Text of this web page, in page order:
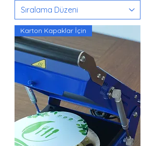
Karton Kapaklar İçin